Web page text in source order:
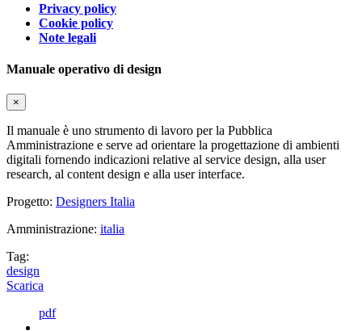
Privacy policy
Cookie policy
Note legali
Manuale operativo di design
×
Il manuale è uno strumento di lavoro per la Pubblica
Amministrazione e serve ad orientare la progettazione di ambienti
digitali fornendo indicazioni relative al service design, alla user
research, al content design e alla user interface.
Progetto: Designers Italia
Amministrazione: italia
Tag:
design
Scarica
pdf